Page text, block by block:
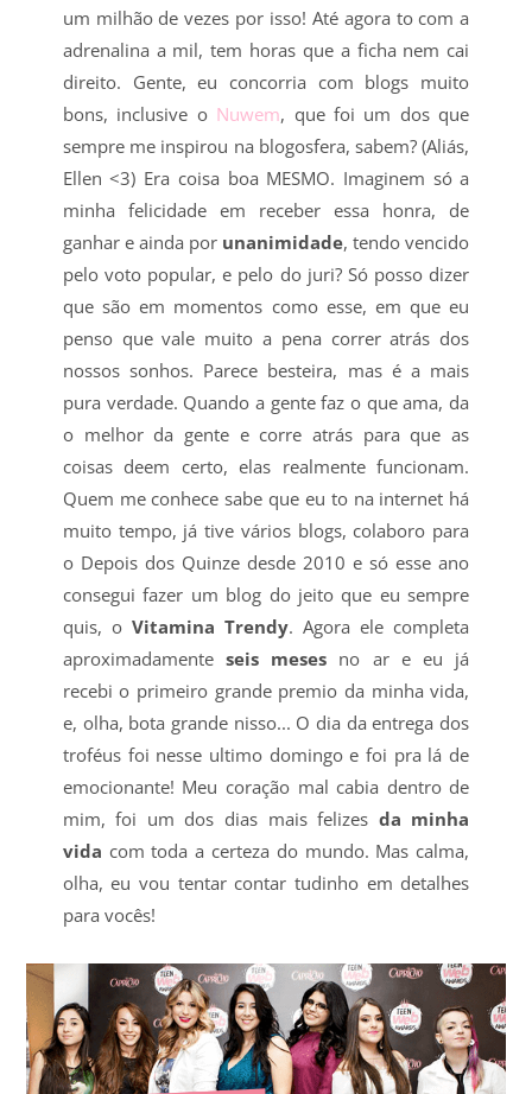
um milhão de vezes por isso! Até agora to com a
adrenalina a mil, tem horas que a ficha nem cai
direito. Gente, eu concorria com blogs muito
bons, inclusive o Nuwem, que foi um dos que
sempre me inspirou na blogosfera, sabem? (Aliás,
Ellen <3) Era coisa boa MESMO. Imaginem só a
minha felicidade em receber essa honra, de
ganhar e ainda por unanimidade, tendo vencido
pelo voto popular, e pelo do juri? Só posso dizer
que são em momentos como esse, em que eu
penso que vale muito a pena correr atrás dos
nossos sonhos. Parece besteira, mas é a mais
pura verdade. Quando a gente faz o que ama, da
o melhor da gente e corre atrás para que as
coisas deem certo, elas realmente funcionam.
Quem me conhece sabe que eu to na internet há
muito tempo, já tive vários blogs, colaboro para
o Depois dos Quinze desde 2010 e só esse ano
consegui fazer um blog do jeito que eu sempre
quis, o Vitamina Trendy. Agora ele completa
aproximadamente seis meses no ar e eu já
recebi o primeiro grande premio da minha vida,
e, olha, bota grande nisso... O dia da entrega dos
troféus foi nesse ultimo domingo e foi pra lá de
emocionante! Meu coração mal cabia dentro de
mim, foi um dos dias mais felizes da minha
vida com toda a certeza do mundo. Mas calma,
olha, eu vou tentar contar tudinho em detalhes
para vocês!